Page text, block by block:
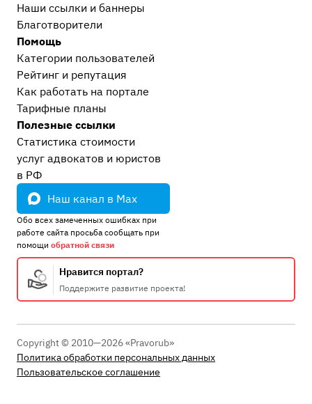
Наши ссылки и баннеры
Благотворители
Помощь
Категории пользователей
Рейтинг и репутация
Как работать на портале
Тарифные планы
Полезные ссылки
Статистика стоимости
услуг адвокатов и юристов
в РФ
Наш канал в Max
Обо всех замеченных ошибках при
работе сайта просьба сообщать при
помощи обратной связи
Нравится портал?
Поддержите развитие проекта!
Copyright © 2010—2026 «Pravorub»
Политика обработки персональных данных
Пользовательское соглашение